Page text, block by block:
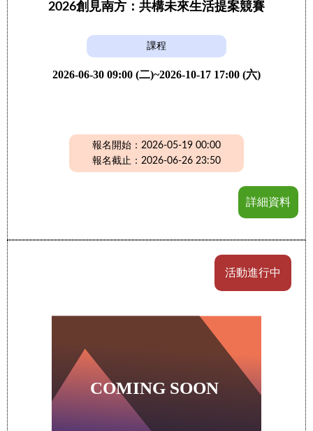
2026創見南方：共構未來生活提案競賽
課程
2026-06-30 09:00 (二)~2026-10-17 17:00 (六)
報名開始：2026-05-19 00:00
報名截止：2026-06-26 23:50
詳細資料
活動進行中